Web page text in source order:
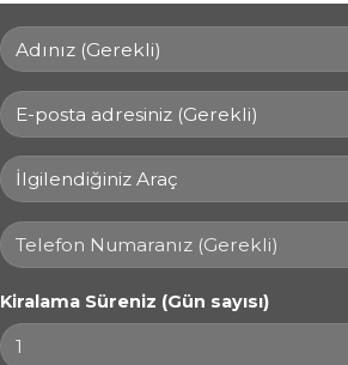
Kiralama Süreniz (Gün sayısı)